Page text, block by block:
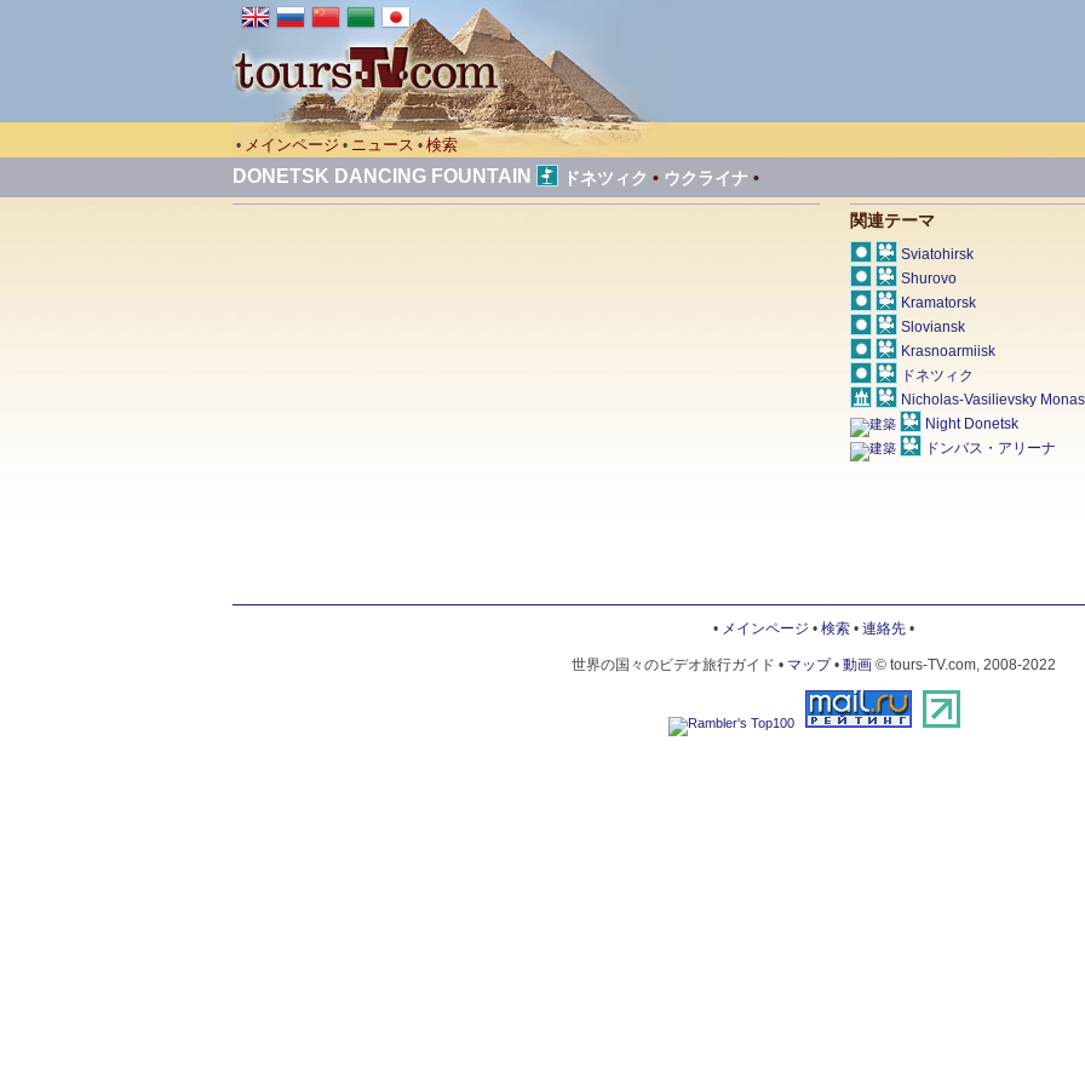
• メインページ • ニュース • 検索
DONETSK DANCING FOUNTAIN ドネツィク • ウクライナ •
関連テーマ
Sviatohirsk
Shurovo
Kramatorsk
Sloviansk
Krasnoarmiisk
ドネツィク
Nicholas-Vasilievsky
Night Donetsk
ドンバス・アリーナ
• メインページ • 検索 • 連絡先 •
世界の国々のビデオ旅行ガイド • マップ• 動画 © tours-TV.com, 2008-2022